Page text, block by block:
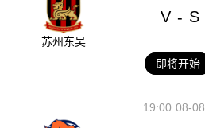
苏州东吴
V - S
即将开始
08-08
19:00